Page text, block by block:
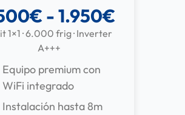
- 1.950€
1×1 · 6.000 frig · Inverter
A+++
Equipo premium con
WiFi integrado
Instalación hasta 8m